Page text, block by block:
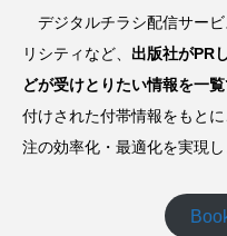
デジタルチラシ配信サー
リシティなど、 出版社がPR
どが受けとりたい情報を一
付けされた付帯情報をもと
注の効率化・最適化を実現し